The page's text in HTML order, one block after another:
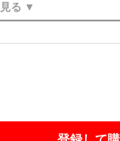
見る ▼